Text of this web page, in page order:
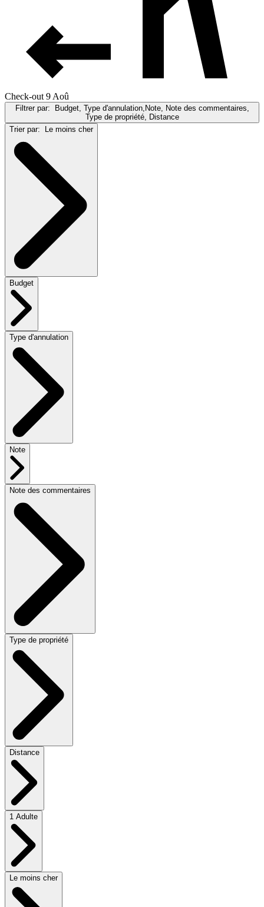
Check-out 9 Aoû
Filtrer par:
Budget, Type d'annulation,Note, Note des commentaires,
Type de propriété, Distance
Trier par:
Le moins cher
Budget
Type d'annulation
Note
Note des commentaires
Type de propriété
Distance
1 Adulte
Le moins cher